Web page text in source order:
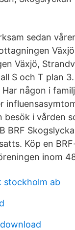
sedan
Växjö,
S och T plan
någon i
besök i vården
BRF
Köp en
inom
stockholm ab